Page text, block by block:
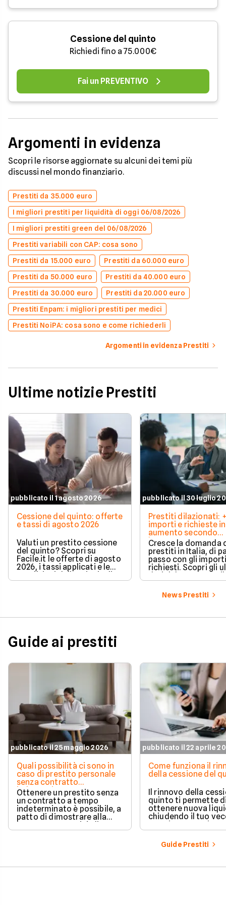
Cessione del quinto
Richiedi fino a 75.000€
Fai un PREVENTIVO
Argomenti in evidenza
Scopri le risorse aggiornate su alcuni dei temi più
discussi nel mondo finanziario.
Prestiti da 35.000 euro
I migliori prestiti per liquidità di oggi 06/08/2026
I migliori prestiti green del 06/08/2026
Prestiti variabili con CAP: cosa sono
Prestiti da 15.000 euro
Prestiti da 60.000 euro
Prestiti da 50.000 euro
Prestiti da 40.000 euro
Prestiti da 30.000 euro
Prestiti da 20.000 euro
Prestiti Enpam: i migliori prestiti per medici
Prestiti NoiPA: cosa sono e come richiederli
Argomenti in evidenza Prestiti
Ultime notizie Prestiti
pubblicato il 1 agosto 2026
Cessione del quinto: offerte
e tassi di agosto 2026
Valuti un prestito cessione
del quinto? Scopri su
Facile.it le offerte di agosto
2026, i tassi applicati e le
soluzioni disponibili.
pubblicato il 30 luglio
Prestiti dilazionati:
importi e richieste in
aumento secondo
barometro CRIF
Cresce la domanda
prestiti in Italia, di
passo con gli
richiesti. Scopri gli
News Prestiti
Guide ai prestiti
pubblicato il 25 maggio 2026
Quali possibilità ci sono in
caso di prestito personale
senza contratto
indeterminato
Ottenere un prestito senza
un contratto a tempo
indeterminato è possibile, a
patto di dimostrare alla
rimborso solida e costante.
quali strategie puoi
pubblicato il 22 aprile
Come funziona il
della cessione del
Il rinnovo della
quinto ti permette
ottenere nuova
chiudendo il tuo
vantaggioso.
Guide Prestiti